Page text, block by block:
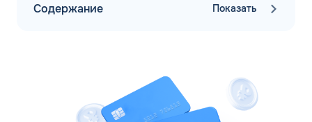
Содержание Показать